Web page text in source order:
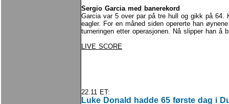
Sergio Garcia med banerekord
Garcia var 5 over par på tre hull og gikk på 64.
eagler. For en måned siden opererte han
turneringen etter operasjonen. Nå slipper han å
LIVE SCORE
22.11 ET:
Luke Donald hadde 65 første dag i